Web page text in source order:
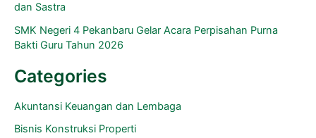
dan Sastra
SMK Negeri 4 Pekanbaru Gelar Acara Perpisahan Purna
Bakti Guru Tahun 2026
Categories
Akuntansi Keuangan dan Lembaga
Bisnis Konstruksi Properti